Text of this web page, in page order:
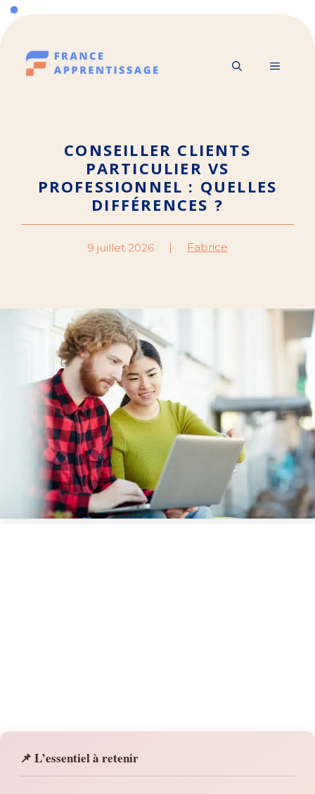
Aller
au
contenu
MENU
CONSEILLER CLIENTS
PARTICULIER VS
PROFESSIONNEL : QUELLES
DIFFÉRENCES ?
9 juillet 2026 Fabrice
📌 L’essentiel à retenir